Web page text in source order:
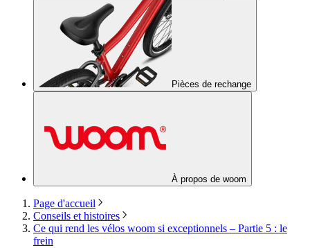
Pièces de rechange
À propos de woom
Page d'accueil
Conseils et histoires
Ce qui rend les vélos woom si exceptionnels – Partie 5 : le
frein